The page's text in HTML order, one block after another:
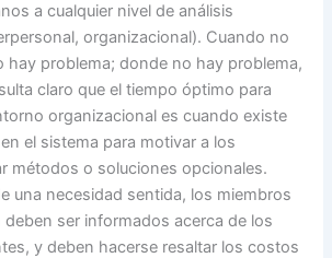
a cualquier nivel de análisis
organizacional). Cuando no
hay problema; donde no hay problema,
claro que el tiempo óptimo para
organizacional es cuando existe
el sistema para motivar a los
métodos o soluciones opcionales.
una necesidad sentida, los miembros
ser informados acerca de los
y deben hacerse resaltar los costos